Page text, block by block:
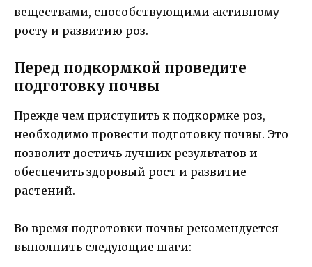
веществами, способствующими активному
росту и развитию роз.
Перед подкормкой проведите
подготовку почвы
Прежде чем приступить к подкормке роз,
необходимо провести подготовку почвы. Это
позволит достичь лучших результатов и
обеспечить здоровый рост и развитие
растений.
Во время подготовки почвы рекомендуется
выполнить следующие шаги: